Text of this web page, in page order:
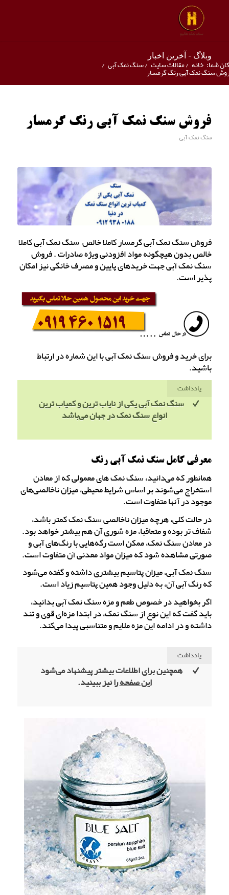
وبلاگ - آخرین اخبار
شما: خانه /مقالات سایت /سنگ نمک آبی /
سنگ نمک آبی رنگ گرمسار
فروش سنگ نمک آبی رنگ گرمسار
سنگ نمک آبی
فروش سنگ نمک آبی گرمسار کاملا خالص سنگ نمک آبی کاملا
خالص بدون هیچگونه مواد افزودنی ویژه صادرات . فروش
سنگ نمک آبی جهت خریدهای پایین و مصرف خانگی نیز امکان
پذیر است.
برای خرید و فروش سنگ نمک آبی با این شماره در ارتباط
باشید.
یادداشت
سنگ نمک آبی یکی از نایاب ترین و کمیاب ترین
انواع سنگ نمک در جهان می‌باشد
معرفی کامل سنگ نمک آبی رنگ
همانطور که می‌دانید، سنگ نمک های معمولی که از معادن
استخراج می‌شوند بر اساس شرایط محیطی، میزان ناخالصی‌های
موجود در آنها متفاوت است.
در حالت کلی، هرچه میزان ناخالصی سنگ نمک کمتر باشد،
شفاف تر بوده و متعاقبا، مزه شوری آن هم بیشتر خواهد بود.
در معادن سنگ نمک، ممکن است رگه‌هایی با رنگ‌های آبی و
صورتی مشاهده شود که میزان مواد معدنی آن متفاوت است.
سنگ نمک آبی، میزان پتاسیم بیشتری داشته و گفته می‌شود
که رنگ آبی آن، به دلیل وجود همین پتاسیم زیاد است.
اگر بخواهید در خصوص طعم و مزه سنگ نمک آبی بدانید،
باید گفت که این نوع از سنگ نمک، در ابتدا مزه‌ای قوی و تند
داشته و در ادامه این مزه ملایم و متناسبی پیدا می‌کند.
یادداشت
همچنین برای اطلاعات بیشتر پیشنهاد می‌شود
این صفحهرا نیز ببینید.